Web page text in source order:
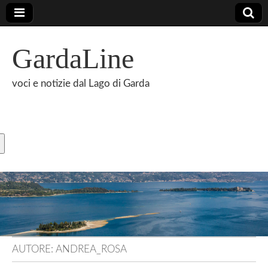
GardaLine
voci e notizie dal Lago di Garda
AUTORE: ANDREA_ROSA